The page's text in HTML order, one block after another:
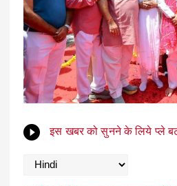
इस खबर को सुनने के लिये प्ले